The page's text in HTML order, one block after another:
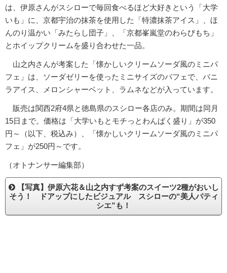
は、伊原さんがスシローで毎回食べるほど大好きという「大学
いも」に、京都宇治の抹茶を使用した「特濃抹茶アイス」、ほ
んのり温かい「みたらし団子」、「京都峯嵐堂のわらびもち」
とホイップクリームを盛り合わせた一品。
山之内さんが考案した「懐かしいクリームソーダ風のミニパ
フェ」は、ソーダゼリーを使ったミニサイズのパフェで、バニ
ラアイス、メロンシャーベット、ラムネなどが入っています。
販売は関西2府4県と徳島県のスシロー各店のみ。期間は同月
15日まで。価格は「大学いもとモチっとわんぱく盛り」が350
円～（以下、税込み）、「懐かしいクリームソーダ風のミニパ
フェ」が250円～です。
（オトナンサー編集部）
【写真】伊原六花＆山之内すず考案のスイーツ2種がおいし
そう！ ドアップにしたビジュアル スシローの“美人パティ
シエ”も！